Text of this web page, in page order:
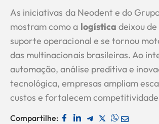
As iniciativas da Neodent e do
mostram como a logística deixou
suporte operacional e se tornou
das multinacionais brasileiras. Ao
automação, análise preditiva e
tecnológica, empresas ampliam
custos e fortalecem
Compartilhe: